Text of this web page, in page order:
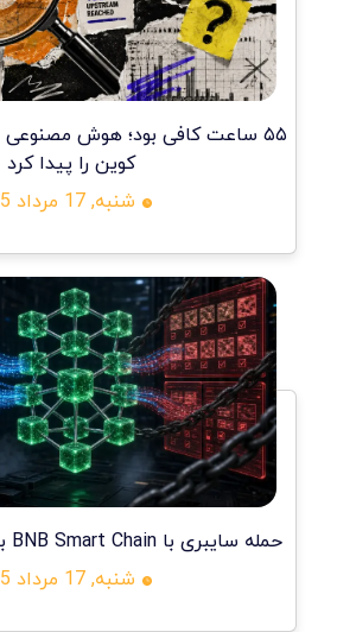
۵۵ ساعت کافی بود؛ هوش
کوین را پیدا کرد
شنبه, 17 مرداد 05
حمله سایبری با BNB Smart Chain برای انتشار بدافزار
شنبه, 17 مرداد 05